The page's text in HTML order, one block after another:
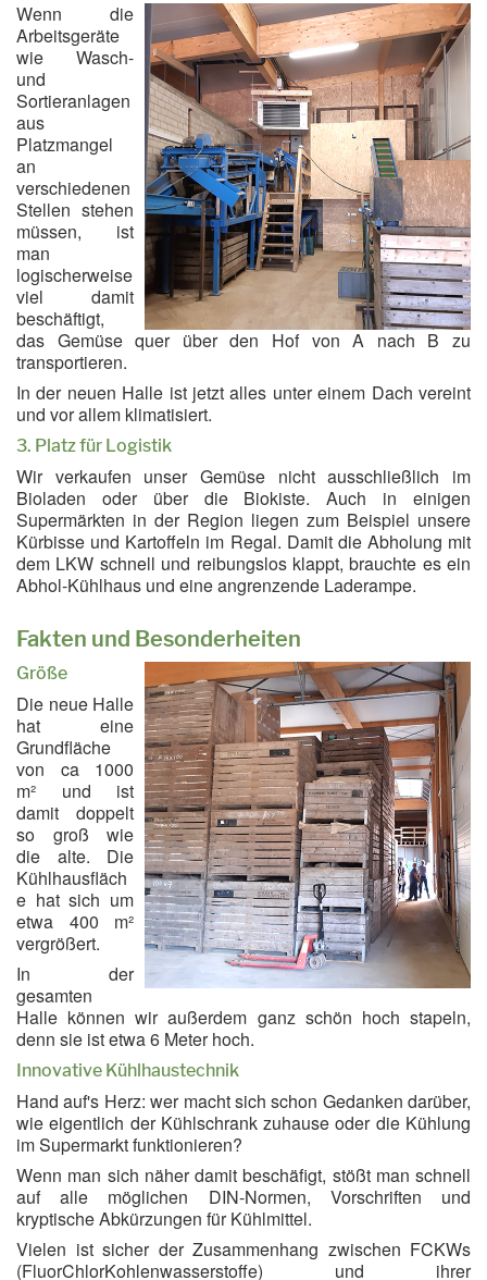
Wenn die
Arbeitsgeräte
wie Wasch-
und
Sortieranlagen
aus
Platzmangel
an
verschiedenen
Stellen stehen
müssen, ist
man
logischerweise
viel damit
beschäftigt,
das Gemüse quer über den Hof von A nach B zu
transportieren.
In der neuen Halle ist jetzt alles unter einem Dach vereint
und vor allem klimatisiert.
3. Platz für Logistik
Wir verkaufen unser Gemüse nicht ausschließlich im
Bioladen oder über die Biokiste. Auch in einigen
Supermärkten in der Region liegen zum Beispiel unsere
Kürbisse und Kartoffeln im Regal. Damit die Abholung mit
dem LKW schnell und reibungslos klappt, brauchte es ein
Abhol-Kühlhaus und eine angrenzende Laderampe.
Fakten und Besonderheiten
Größe
Die neue Halle
hat eine
Grundfläche
von ca 1000
m² und ist
damit doppelt
so groß wie
die alte. Die
Kühlhausfläch
e hat sich um
etwa 400 m²
vergrößert.
In der
gesamten
Halle können wir außerdem ganz schön hoch stapeln,
denn sie ist etwa 6 Meter hoch.
Innovative Kühlhaustechnik
Hand auf's Herz: wer macht sich schon Gedanken darüber,
wie eigentlich der Kühlschrank zuhause oder die Kühlung
im Supermarkt funktionieren?
Wenn man sich näher damit beschäfigt, stößt man schnell
auf alle möglichen DIN-Normen, Vorschriften und
kryptische Abkürzungen für Kühlmittel.
Vielen ist sicher der Zusammenhang zwischen FCKWs
(FluorChlorKohlenwasserstoffe) und ihrer